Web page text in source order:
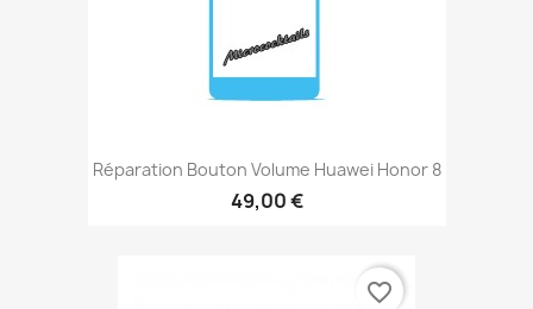
Réparation Bouton Volume Huawei Honor 8
49,00 €
favorite_border